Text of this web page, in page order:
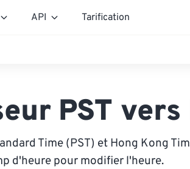
API Tarification
PST vers
Time (PST) et Hong Kong
d'heure pour modifier l'heure.